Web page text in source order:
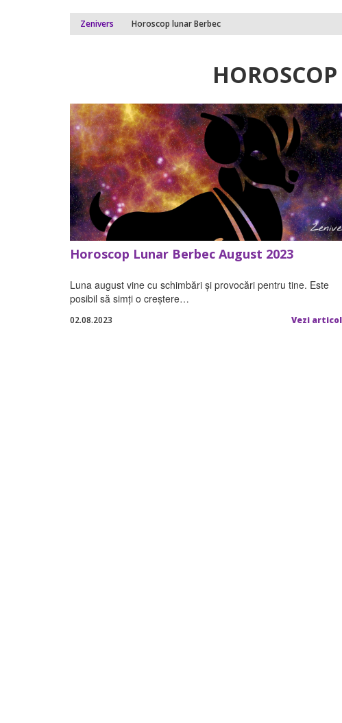
Zenivers Horoscop lunar Berbec
Horoscop Lunar Berbec August 2023
Luna august vine cu schimbări și provocări pentru tine. Este
posibil să simți o creștere…
02.08.2023 Vezi